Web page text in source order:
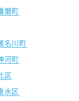
磨町
名川町
河町
区
水区